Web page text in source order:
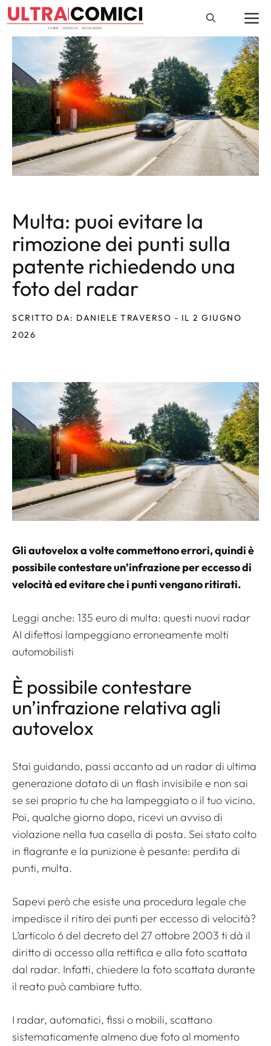
Vai
al
contenuto
Multa: puoi evitare la
rimozione dei punti sulla
patente richiedendo una
foto del radar
SCRITTO DA: DANIELE TRAVERSO - IL 2 GIUGNO
2026
Gli autovelox a volte commettono errori, quindi è
possibile contestare un’infrazione per eccesso di
velocità ed evitare che i punti vengano ritirati.
Leggi anche: 135 euro di multa: questi nuovi radar
AI difettosi lampeggiano erroneamente molti
automobilisti
È possibile contestare
un’infrazione relativa agli
autovelox
Stai guidando, passi accanto ad un radar di ultima
generazione dotato di un flash invisibile e non sai
se sei proprio tu che ha lampeggiato o il tuo vicino.
Poi, qualche giorno dopo, ricevi un avviso di
violazione nella tua casella di posta. Sei stato colto
in flagrante e la punizione è pesante: perdita di
punti, multa.
Sapevi però che esiste una procedura legale che
impedisce il ritiro dei punti per eccesso di velocità?
L’articolo 6 del decreto del 27 ottobre 2003 ti dà il
diritto di accesso alla rettifica e alla foto scattata
dal radar. Infatti, chiedere la foto scattata durante
il reato può cambiare tutto.
I radar, automatici, fissi o mobili, scattano
sistematicamente almeno due foto al momento